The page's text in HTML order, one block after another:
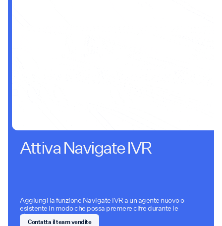
Attiva Navigate IVR
Aggiungi la funzione Navigate IVR a un agente nuovo o
esistente in modo che possa premere cifre durante le
chiamate.
Contatta il team vendite